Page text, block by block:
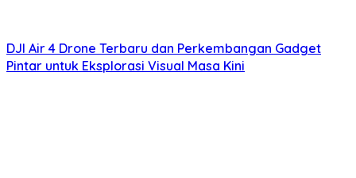
DJI Air 4 Drone Terbaru dan Perkembangan Gadget
Pintar untuk Eksplorasi Visual Masa Kini